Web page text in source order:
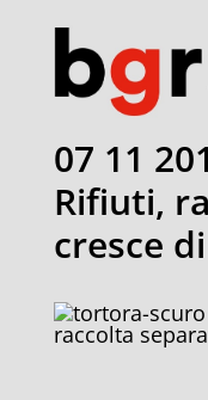
07 11
Rifiuti,
cresce
raccolta